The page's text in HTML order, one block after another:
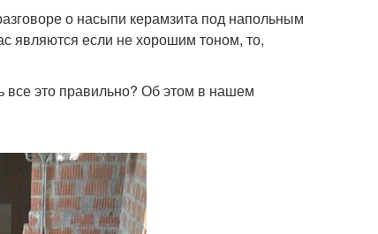
о насыпи керамзита под напольным
являются если не хорошим тоном, то,
все это правильно? Об этом в нашем